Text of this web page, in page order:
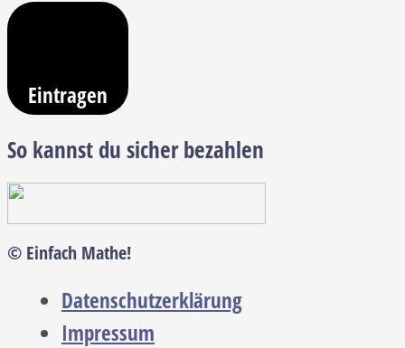
Eintragen
So kannst du sicher bezahlen
© Einfach Mathe!
Datenschutzerklärung
Impressum